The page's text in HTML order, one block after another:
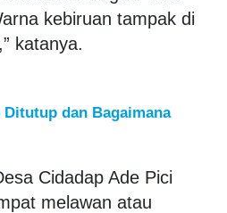
kebiruan tampak di
katanya.
dan Bagaimana
Cidadap Ade Pici
melawan atau